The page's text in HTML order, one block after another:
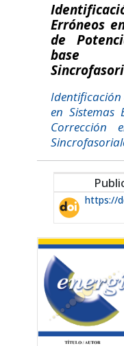
Erróneos
de
base
Identificación
en Sistemas
Corrección
https://